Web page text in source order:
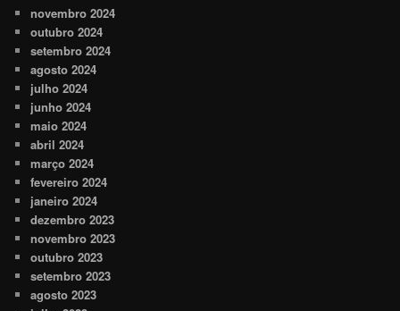
novembro 2024
outubro 2024
setembro 2024
agosto 2024
julho 2024
junho 2024
maio 2024
abril 2024
março 2024
fevereiro 2024
janeiro 2024
dezembro 2023
novembro 2023
outubro 2023
setembro 2023
agosto 2023